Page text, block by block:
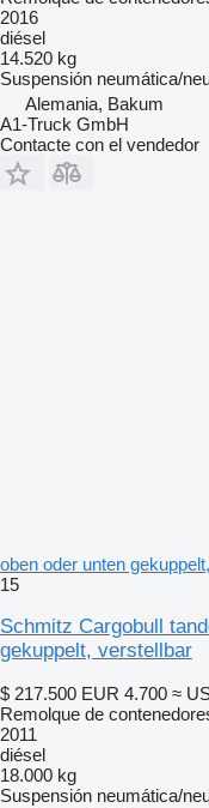
2016
diésel
14.520 kg
Suspensión neumática/
Alemania, Bakum
A1-Truck GmbH
Contacte con el vendedor
oben oder unten
15
Schmitz Cargobull
gekuppelt, verstellbar
$ 217.500 EUR 4.700 ≈
Remolque de
2011
diésel
18.000 kg
Suspensión neumática/